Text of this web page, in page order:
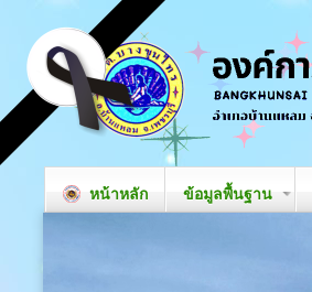
หน้าหลัก ข้อมูลพื้นฐาน